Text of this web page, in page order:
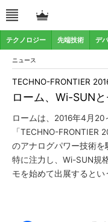
テクノロジー 先端技術 デ
ニュース
ローム、Wi-SUN
TECHNO-FRONTIER
ロームは、2016年4月
「TECHNO-FRONTIER
のアナログパワー技術
特に注力し、Wi-SUN規
モを始めて出展するとい